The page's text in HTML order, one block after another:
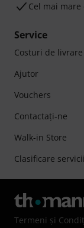
Cel mai
Service
Costuri de
Ajutor
Vouchers
Contactaţi-ne
Walk-in Store
Clasificare servicii
Termeni şi